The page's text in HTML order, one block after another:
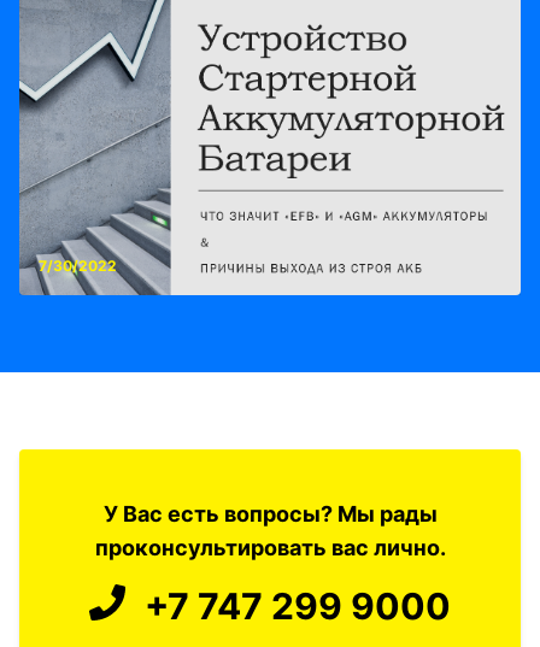
7/30/2022
У Вас есть вопросы? Мы рады
проконсультировать вас лично.
+7 747 299 9000